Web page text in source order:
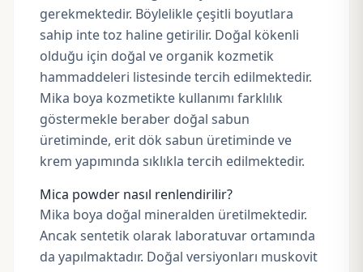
gerekmektedir. Böylelikle çeşitli boyutlara
sahip inte toz haline getirilir. Doğal kökenli
olduğu için doğal ve organik kozmetik
hammaddeleri listesinde tercih edilmektedir.
Mika boya kozmetikte kullanımı farklılık
göstermekle beraber doğal sabun
üretiminde, erit dök sabun üretiminde ve
krem yapımında sıklıkla tercih edilmektedir.
Mica powder nasıl renlendirilir?
Mika boya doğal mineralden üretilmektedir.
Ancak sentetik olarak laboratuvar ortamında
da yapılmaktadır. Doğal versiyonları muskovit